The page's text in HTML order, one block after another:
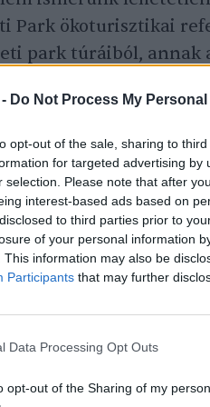
Do Not Process My
opt-out of the sale, sharing to
for targeted advertising
selection. Please note that after
interest-based ads based on
to third parties prior to
of your personal information
This information may also be
Participants that may further
Data Processing Opt Outs
opt-out of the Sharing of my
Park ökoturisztikai
park túráiból, annak
további
szobor